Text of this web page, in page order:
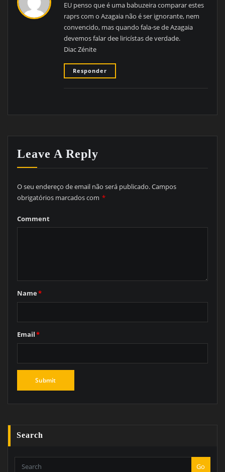
EU penso que é uma babuzeira comparar estes
raprs com o Azagaia não é ser ignorante, nem
convencido, mas quando fala-se de Azagaia
devemos falar dee liricístas de verdade.
Diac Zénite
Responder
Leave A Reply
O seu endereço de email não será publicado.Campos
obrigatórios marcados com *
Comment
Name*
Email*
Search
Go